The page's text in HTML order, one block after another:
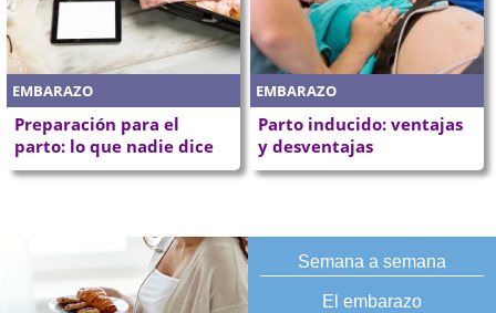
EMBARAZO
Preparación para el
parto: lo que nadie dice
EMBARAZO
Parto inducido: ventajas
y desventajas
Semana a semana
El embarazo